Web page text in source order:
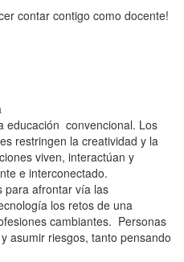
contar contigo como docente!
educación convencional. Los
restringen la creatividad y la
viven, interactúan y
e interconectado.
para afrontar vía las
los retos de una
cambiantes. Personas
asumir riesgos, tanto pensando